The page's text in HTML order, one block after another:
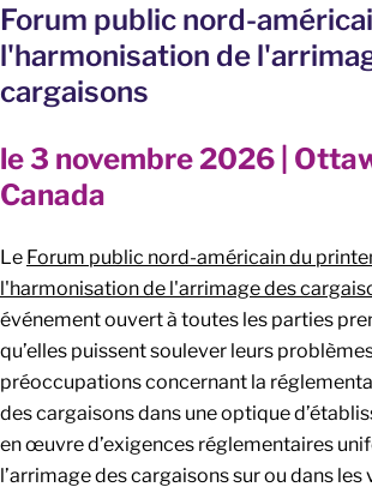
Forum public nord-
l'harmonisation de
cargaisons
le 3 novembre 2026 |
Canada
Le Forum public nord-américain du
l'harmonisation de l'arrimage des
événement ouvert à toutes les parties
qu’elles puissent soulever leurs
préoccupations concernant la
des cargaisons dans une optique
en œuvre d’exigences réglementaires
l’arrimage des cargaisons sur ou dans